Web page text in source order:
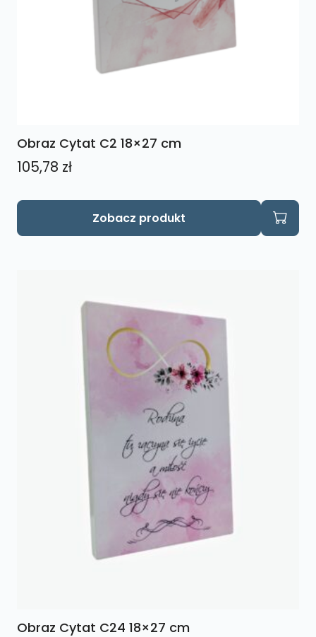
Obraz Cytat C2 18×27 cm
105,78 zł
Zobacz produkt
Obraz Cytat C24 18×27 cm